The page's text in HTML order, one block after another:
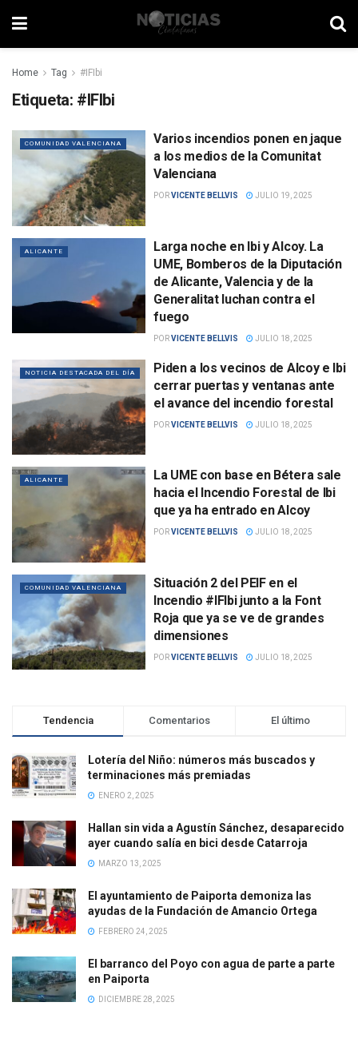
Home Tag #IFIbi
Etiqueta: #IFIbi
COMUNIDAD VALENCIANA
Varios incendios ponen en jaque
a los medios de la Comunitat
Valenciana
PORVICENTE BELLVIS JULIO 19, 2025
ALICANTE
Larga noche en Ibi y Alcoy. La
UME, Bomberos de la Diputación
de Alicante, Valencia y de la
Generalitat luchan contra el
fuego
PORVICENTE BELLVIS JULIO 18, 2025
NOTICIA DESTACADA DEL DÍA
Piden a los vecinos de Alcoy e Ibi
cerrar puertas y ventanas ante
el avance del incendio forestal
PORVICENTE BELLVIS JULIO 18, 2025
ALICANTE
La UME con base en Bétera sale
hacia el Incendio Forestal de Ibi
que ya ha entrado en Alcoy
PORVICENTE BELLVIS JULIO 18, 2025
COMUNIDAD VALENCIANA
Situación 2 del PEIF en el
Incendio #IFIbi junto a la Font
Roja que ya se ve de grandes
dimensiones
PORVICENTE BELLVIS JULIO 18, 2025
Tendencia Comentarios El último
Lotería del Niño: números más buscados y
terminaciones más premiadas
ENERO 2, 2025
Hallan sin vida a Agustín Sánchez, desaparecido
ayer cuando salía en bici desde Catarroja
MARZO 13, 2025
El ayuntamiento de Paiporta demoniza las
ayudas de la Fundación de Amancio Ortega
FEBRERO 24, 2025
El barranco del Poyo con agua de parte a parte
en Paiporta
DICIEMBRE 28, 2025